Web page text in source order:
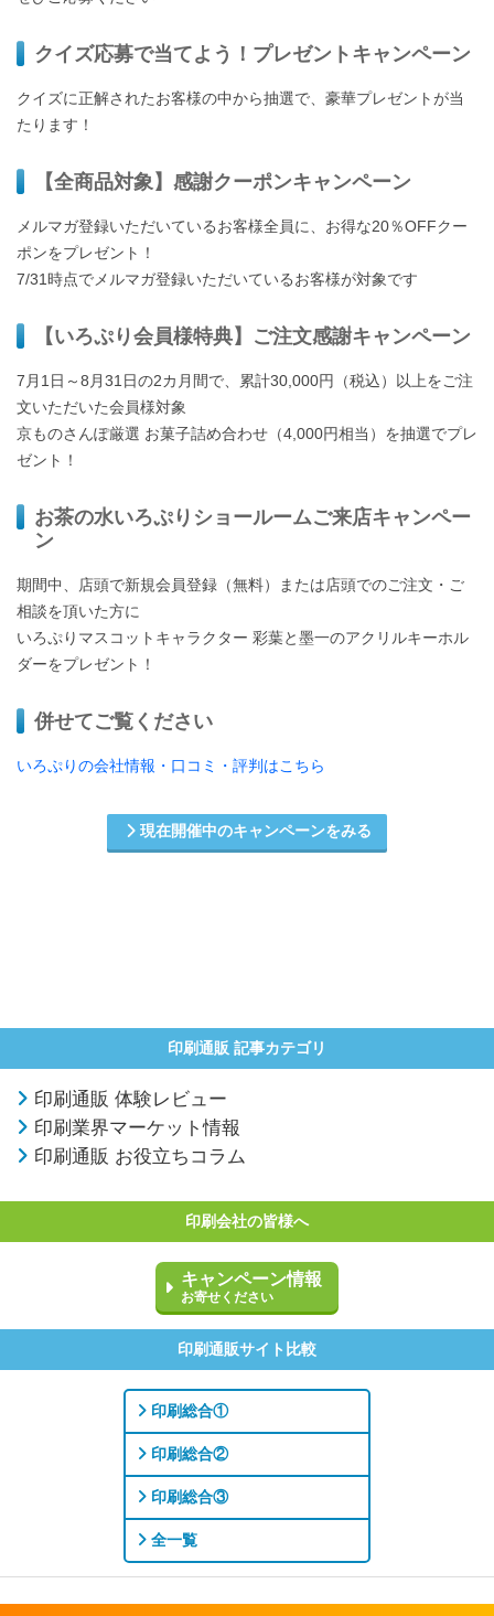
クイズ応募で当てよう！プレゼントキャンペーン
クイズに正解されたお客様の中から抽選で、豪華プレゼントが当
たります！
【全商品対象】感謝クーポンキャンペーン
メルマガ登録いただいているお客様全員に、お得な20％OFFクー
ポンをプレゼント！
7/31時点でメルマガ登録いただいているお客様が対象です
【いろぷり会員様特典】ご注文感謝キャンペーン
7月1日～8月31日の2カ月間で、累計30,000円（税込）以上をご注
文いただいた会員様対象
京ものさんぽ厳選 お菓子詰め合わせ（4,000円相当）を抽選でプレ
ゼント！
お茶の水いろぷりショールームご来店キャンペー
ン
期間中、店頭で新規会員登録（無料）または店頭でのご注文・ご
相談を頂いた方に
いろぷりマスコットキャラクター 彩葉と墨一のアクリルキーホル
ダーをプレゼント！
併せてご覧ください
いろぷりの会社情報・口コミ・評判はこちら
現在開催中のキャンペーンをみる
印刷通販 記事カテゴリ
印刷通販 体験レビュー
印刷業界マーケット情報
印刷通販 お役立ちコラム
印刷会社の皆様へ
キャンペーン情報
お寄せください
印刷通販サイト比較
印刷総合①
印刷総合②
印刷総合③
全一覧